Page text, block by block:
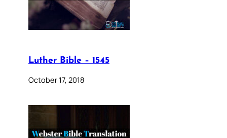
Luther Bible – 1545
October 17, 2018